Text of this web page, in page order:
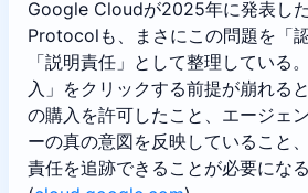
Google Cloudが2025年に発表し
Protocolも、まさにこの問題を「
「説明責任」として整理している
入」をクリックする前提が崩れる
の購入を許可したこと、エージェ
ーの真の意図を反映していること
責任を追跡できることが必要になる